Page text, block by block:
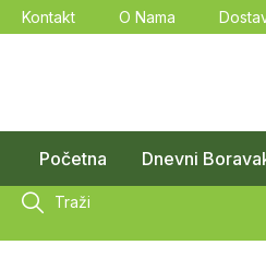
Kontakt O Nama
Početna Dnevni
Traži